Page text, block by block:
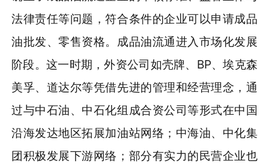
法律责任等问题，符合条件的企业可以申请成品
油批发、零售资格。成品油流通进入市场化发展
阶段。这一时期，外资公司如壳牌、BP、埃克森
美孚、道达尔等凭借先进的管理和经营理念，通
过与中石油、中石化组成合资公司等形式在中国
沿海发达地区拓展加油站网络；中海油、中化集
团积极发展下游网络；部分有实力的民营企业也